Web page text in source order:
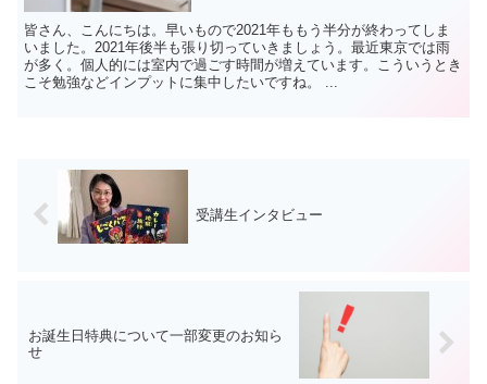
皆さん、こんにちは。早いもので2021年ももう半分が終わってしま
いました。2021年後半も張り切っていきましょう。最近東京では雨
が多く。個人的には室内で過ごす時間が増えています。こういうとき
こそ勉強などインプットに集中したいですね。 ...
受講生インタビュー
お誕生日特典について一部変更のお知ら
せ